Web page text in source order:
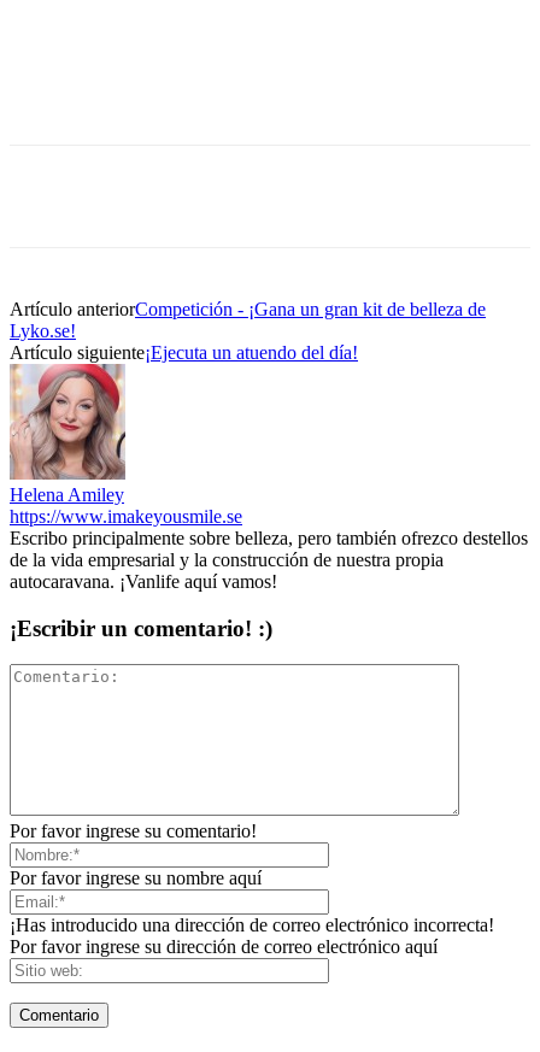
Artículo anteriorCompetición - ¡Gana un gran kit de belleza de
Lyko.se!
Artículo siguiente¡Ejecuta un atuendo del día!
Helena Amiley
https://www.imakeyousmile.se
Escribo principalmente sobre belleza, pero también ofrezco destellos
de la vida empresarial y la construcción de nuestra propia
autocaravana. ¡Vanlife aquí vamos!
¡Escribir un comentario! :)
Por favor ingrese su comentario!
Por favor ingrese su nombre aquí
¡Has introducido una dirección de correo electrónico incorrecta!
Por favor ingrese su dirección de correo electrónico aquí